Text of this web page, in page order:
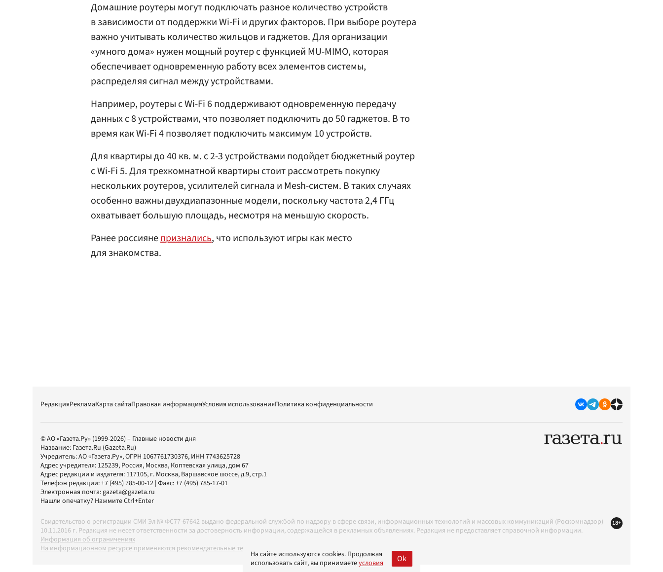
Домашние роутеры могут подключать разное количество устройств
в зависимости от поддержки Wi-Fi и других факторов. При выборе роутера
важно учитывать количество жильцов и гаджетов. Для организации
«умного дома» нужен мощный роутер с функцией MU-MIMO, которая
обеспечивает одновременную работу всех элементов системы,
распределяя сигнал между устройствами.
Например, роутеры с Wi-Fi 6 поддерживают одновременную передачу
данных с 8 устройствами, что позволяет подключить до 50 гаджетов. В то
время как Wi-Fi 4 позволяет подключить максимум 10 устройств.
Для квартиры до 40 кв. м. с 2-3 устройствами подойдет бюджетный роутер
с Wi-Fi 5. Для трехкомнатной квартиры стоит рассмотреть покупку
нескольких роутеров, усилителей сигнала и Mesh-систем. В таких случаях
особенно важны двухдиапазонные модели, поскольку частота 2,4 ГГц
охватывает большую площадь, несмотря на меньшую скорость.
Ранее россиянепризнались, что используют игры как место
для знакомства.
РедакцияРекламаКарта сайтаПравовая информацияУсловия использованияПолитика конфиденциальности
© АО «Газета.Ру» (1999-2026) – Главные новости дня
Название: Газета.Ru (Gazeta.Ru)
Учредитель:АО «Газета.Ру», ОГРН 1067761730376, ИНН 7743625728
Адрес учредителя: 125239, Россия, Москва, Коптевская улица, дом 67
Адрес редакции и издателя: 117105, г. Москва, Варшавское шоссе, д.9, стр.1
Телефон редакции:+7 (495) 785-00-12 | Факс:+7 (495) 785-17-01
Электронная почта:gazeta@gazeta.ru
Нашли опечатку? Нажмите Ctrl+Enter
Свидетельство о регистрации СМИ Эл № ФС77-67642 выдано федеральной службой по надзору в сфере связи, информационных технологий и массовых коммуникаций (Роскомнадзор)
10.11.2016 г. Редакция не несет ответственности за достоверность информации, содержащейся в рекламных объявлениях. Редакция не предоставляет справочной информации.
Информация об ограничениях
На информационном ресурсе применяются рекомендательные технологии в соответствии с Правилами
18+
На сайте используются cookies. Продолжая
использовать сайт, вы принимаетеусловия Ok